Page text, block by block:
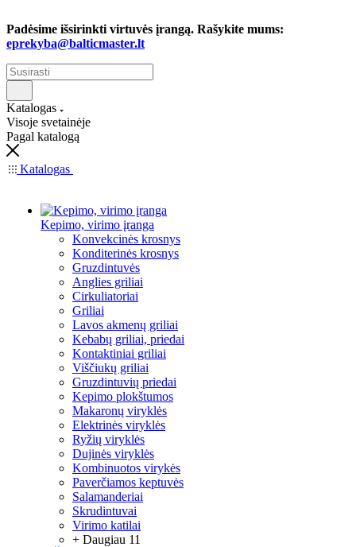
Padėsime išsirinkti virtuvės įrangą. Rašykite mums:
eprekyba@balticmaster.lt
Katalogas
Visoje svetainėje
Pagal katalogą
Katalogas
Kepimo, virimo įranga
Konvekcinės krosnys
Konditerinės krosnys
Gruzdintuvės
Anglies griliai
Cirkuliatoriai
Griliai
Lavos akmenų griliai
Kebabų griliai, priedai
Kontaktiniai griliai
Viščiukų griliai
Gruzdintuvių priedai
Kepimo plokštumos
Makaronų viryklės
Elektrinės viryklės
Ryžių viryklės
Dujinės viryklės
Kombinuotos virykės
Paverčiamos keptuvės
Salamanderiai
Skrudintuvai
Virimo katilai
+ Daugiau 11